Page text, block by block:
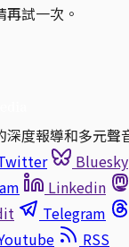
試一次。
深度報導和多元聲
Bluesky
Linkedin
Telegram
RSS